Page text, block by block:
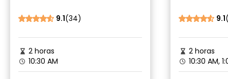
9.1(34)
2 horas
10:30 AM
9.1
2 horas
10:30 AM,